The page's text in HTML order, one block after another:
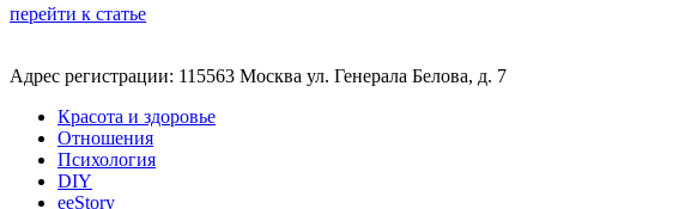
перейти к статье
Адрес регистрации: 115563 Москва ул. Генерала Белова, д. 7
Красота и здоровье
Отношения
Психология
DIY
ееStory